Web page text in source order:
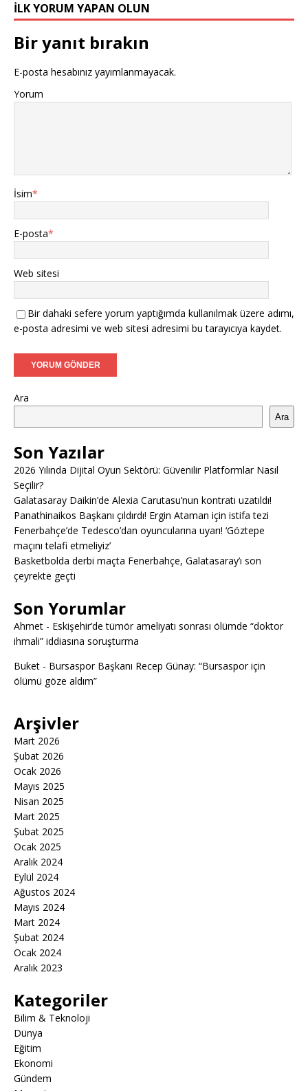
İLK YORUM YAPAN OLUN
Bir yanıt bırakın
E-posta hesabınız yayımlanmayacak.
Yorum
İsim*
E-posta*
Web sitesi
Bir dahaki sefere yorum yaptığımda kullanılmak üzere adımı,
e-posta adresimi ve web sitesi adresimi bu tarayıcıya kaydet.
Ara
Ara
Son Yazılar
2026 Yılında Dijital Oyun Sektörü: Güvenilir Platformlar Nasıl
Seçilir?
Galatasaray Daikin’de Alexia Carutasu’nun kontratı uzatıldı!
Panathinaikos Başkanı çıldırdı! Ergin Ataman için istifa tezi
Fenerbahçe’de Tedesco’dan oyuncularına uyarı! ‘Göztepe
maçını telafi etmeliyiz’
Basketbolda derbi maçta Fenerbahçe, Galatasaray’ı son
çeyrekte geçti
Son Yorumlar
Ahmet - Eskişehir’de tümör ameliyatı sonrası ölümde “doktor
ihmali” iddiasına soruşturma
Buket - Bursaspor Başkanı Recep Günay: “Bursaspor için
ölümü göze aldım”
Arşivler
Mart 2026
Şubat 2026
Ocak 2026
Mayıs 2025
Nisan 2025
Mart 2025
Şubat 2025
Ocak 2025
Aralık 2024
Eylül 2024
Ağustos 2024
Mayıs 2024
Mart 2024
Şubat 2024
Ocak 2024
Aralık 2023
Kategoriler
Bilim & Teknoloji
Dünya
Eğitim
Ekonomi
Gündem